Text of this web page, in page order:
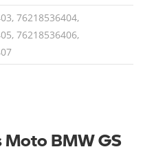
76218536404,
76218536406,
Moto BMW GS